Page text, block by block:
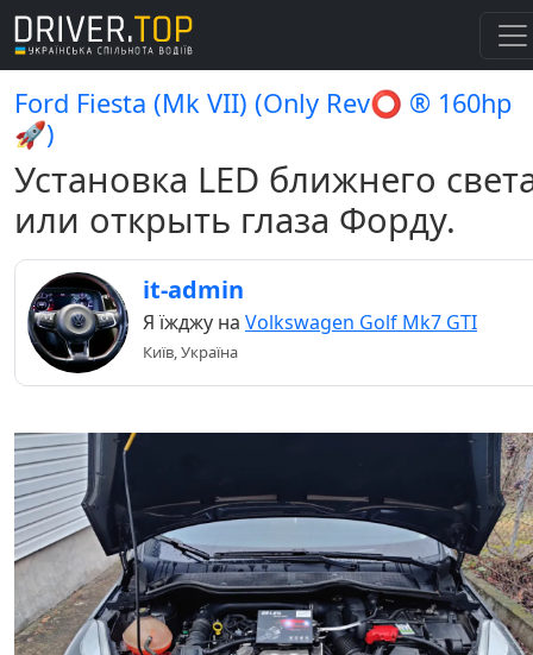
Ford Fiesta (Mk VII) (Only Rev⭕ ® 160hp
🚀)
Установка LED ближнего
или открыть глаза Форду.
it-admin
Я їжджу на Volkswagen Golf Mk7 GTI
Київ, Україна